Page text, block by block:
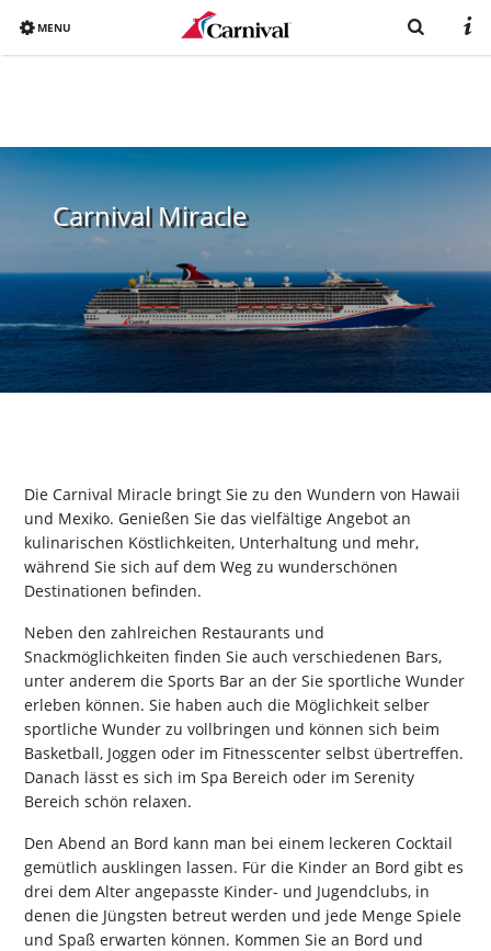
Bereits gebucht
Buchen
Schiffe
Urlaub mit Carnival
Katalog
MENU
Carnival Miracle
Die Carnival Miracle bringt Sie zu den Wundern von Hawaii
und Mexiko. Genießen Sie das vielfältige Angebot an
kulinarischen Köstlichkeiten, Unterhaltung und mehr,
während Sie sich auf dem Weg zu wunderschönen
Destinationen befinden.
Neben den zahlreichen Restaurants und
Snackmöglichkeiten finden Sie auch verschiedenen Bars,
unter anderem die Sports Bar an der Sie sportliche Wunder
erleben können. Sie haben auch die Möglichkeit selber
sportliche Wunder zu vollbringen und können sich beim
Basketball, Joggen oder im Fitnesscenter selbst übertreffen.
Danach lässt es sich im Spa Bereich oder im Serenity
Bereich schön relaxen.
Den Abend an Bord kann man bei einem leckeren Cocktail
gemütlich ausklingen lassen. Für die Kinder an Bord gibt es
drei dem Alter angepasste Kinder- und Jugendclubs, in
denen die Jüngsten betreut werden und jede Menge Spiele
und Spaß erwarten können. Kommen Sie an Bord und